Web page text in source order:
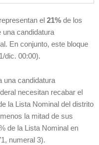
el 21% de los
una candidatura
En conjunto, este bloque
dic. 00:00).
una candidatura
necesitan recabar el
la Lista Nominal del distrito
la mitad de sus
de la Lista Nominal en
numeral 3).